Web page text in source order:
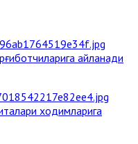
айланади
ходимларига